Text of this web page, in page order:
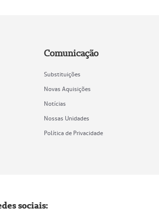
Comunicação
Substituições
Novas Aquisições
Notícias
Nossas Unidades
Política de Privacidade
sociais: